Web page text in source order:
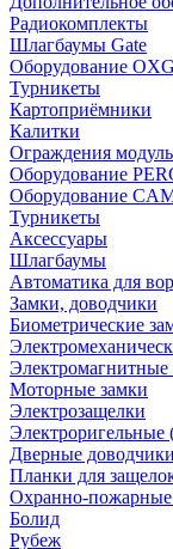
Радиокомплекты
Шлагбаумы Gate
Оборудование
Турникеты
Картоприёмники
Калитки
Ограждения
Оборудование
Оборудование
Турникеты
Аксессуары
Шлагбаумы
Автоматика для
Замки, доводчики
Биометрические
Электромагнитные
Моторные замки
Электрозащелки
Электроригельные
Дверные доводчики
Планки для
Охранно-пожарные
Болид
Рубеж